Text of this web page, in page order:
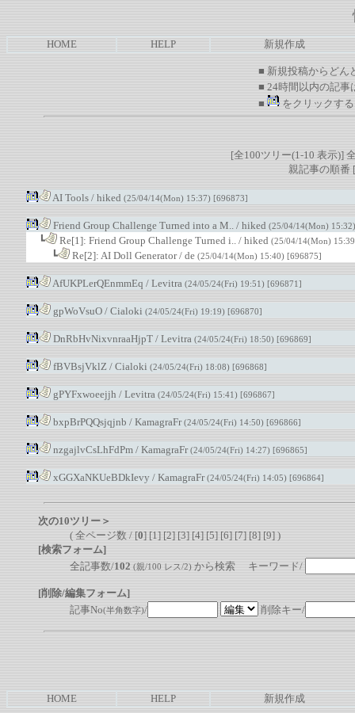
HOME HELP 新規作成
■ 新規投稿からどん
■ 24時間以内の記事
■
をクリックす
[全100ツリー(1-10 表示)]
親記事の順番 [
AI Tools/ hiked (25/04/14(Mon) 15:37) [696873]
Friend Group Challenge Turned into a M.. / hiked (25/04/14(Mon)
┗ Re[1]: Friend Group Challenge Turned i.. / hiked (25/04/14(Mon)
┗ Re[2]: AI Doll Generator/ de (25/04/14(Mon) 15:40) [696875]
AfUKPLerQEnmmEq / Levitra (24/05/24(Fri) 19:51) [696871]
gpWoVsuO/ Cialoki (24/05/24(Fri) 19:19) [696870]
DnRbHvNixvnraaHjpT/ Levitra (24/05/24(Fri) 18:50) [696869]
fBVBsjVklZ / Cialoki (24/05/24(Fri) 18:08) [696868]
gPYFxwoeejjh / Levitra (24/05/24(Fri) 15:41) [696867]
bxpBrPQQsjqjnb / KamagraFr (24/05/24(Fri) 14:50) [696866]
nzgajlvCsLhFdPm / KamagraFr (24/05/24(Fri) 14:27) [696865]
xGGXaNKUeBDkIevy / KamagraFr (24/05/24(Fri) 14:05) [696864]
次の10ツリー＞
( 全ページ数 / [0] [1] [2] [3] [4] [5] [6] [7] [8] [9] )
[検索フォーム]
全記事数/102 (親/100 レス/2)から検索 キーワード/
[削除/編集フォーム]
記事No(半角数字)/ 削除キー/
HOME HELP 新規作成